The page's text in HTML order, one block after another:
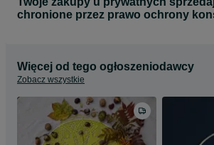
chronione przez prawo ochrony
Więcej od tego ogłoszeniodawcy
Zobacz wszystkie